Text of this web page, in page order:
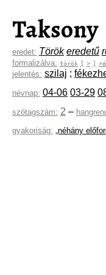
Taksony
eredet: Török eredetű
formalizálva: török [ > ]
jelentés: szilaj ;
névnap: 04-06 03-29
szótagszám: 2 –
gyakoriság: „néhány